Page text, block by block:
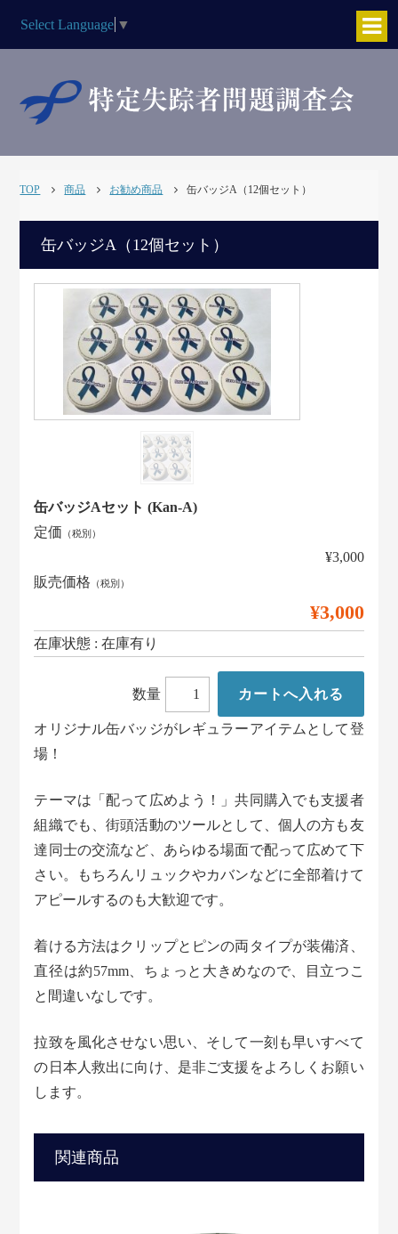
Select Language ▼
TOP 商品 お勧め商品 缶バッジA（12個セット）
缶バッジA（12個セット）
缶バッジAセット (Kan-A)
定価
（税別）
¥3,000
販売価格
（税別）
¥3,000
在庫状態 : 在庫有り
数量
オリジナル缶バッジがレギュラーアイテムとして登
場！
テーマは「配って広めよう！」共同購入でも支援者
組織でも、街頭活動のツールとして、個人の方も友
達同士の交流など、あらゆる場面で配って広めて下
さい。もちろんリュックやカバンなどに全部着けて
アピールするのも大歓迎です。
着ける方法はクリップとピンの両タイプが装備済、
直径は約57mm、ちょっと大きめなので、目立つこ
と間違いなしです。
拉致を風化させない思い、そして一刻も早いすべて
の日本人救出に向け、是非ご支援をよろしくお願い
します。
関連商品